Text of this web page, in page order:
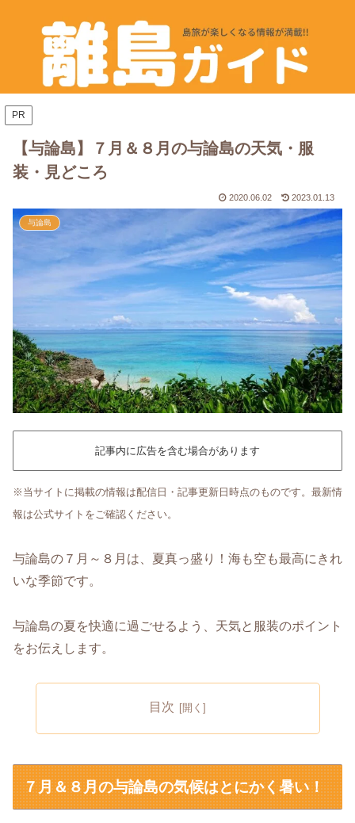
PR
【与論島】７月＆８月の与論島の天気・服
装・見どころ
2020.06.02 2023.01.13
与論島
記事内に広告を含む場合があります
※当サイトに掲載の情報は配信日・記事更新日時点のものです。最新情
報は公式サイトをご確認ください。
与論島の７月～８月は、夏真っ盛り！海も空も最高にきれ
いな季節です。
与論島の夏を快適に過ごせるよう、天気と服装のポイント
をお伝えします。
目次
７月＆８月の与論島の気候はとにかく暑い！